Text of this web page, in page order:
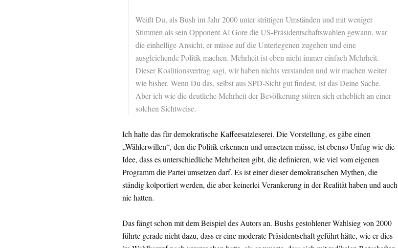
Weißt Du, als Bush im Jahr 2000 unter strittigen Umständen und mit weniger
Stimmen als sein Opponent Al Gore die US-Präsidentschaftswahlen gewann, war
die einhellige Ansicht, er müsse auf die Unterlegenen zugehen und eine
ausgleichende Politik machen. Mehrheit ist eben nicht immer einfach Mehrheit.
Dieser Koalitionsvertrag sagt, wir haben nichts verstanden und wir machen weiter
wie bisher. Wenn Du das, selbst aus SPD-Sicht gut findest, ist das Deine Sache.
Aber ich wie die deutliche Mehrheit der Bevölkerung stören sich erheblich an einer
solchen Sichtweise.
Ich halte das für demokratische Kaffeesatzleserei. Die Vorstellung, es gäbe einen
„Wählerwillen“, den die Politik erkennen und umsetzen müsse, ist ebenso Unfug wie die
Idee, dass es unterschiedliche Mehrheiten gibt, die definieren, wie viel vom eigenen
Programm die Partei umsetzen darf. Es ist einer dieser demokratischen Mythen, die
ständig kolportiert werden, die aber keinerlei Verankerung in der Realität haben und auch
nie hatten.
Das fängt schon mit dem Beispiel des Autors an. Bushs gestohlener Wahlsieg von 2000
führte gerade nicht dazu, dass er eine moderate Präsidentschaft geführt hätte, wie er dies